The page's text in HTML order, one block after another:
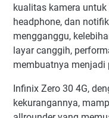
kualitas kamera
headphone, dan
mengganggu,
layar canggih,
membuatnya menjadi
Infinix Zero 30 4G,
kekurangannya,